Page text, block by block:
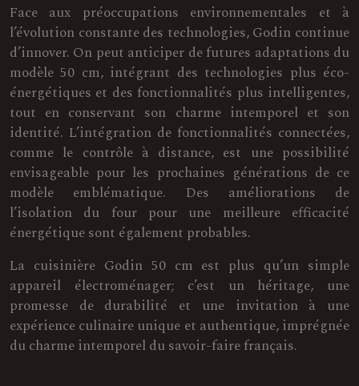
Face aux préoccupations environnementales et à
l’évolution constante des technologies, Godin continue
d’innover. On peut anticiper de futures adaptations du
modèle 50 cm, intégrant des technologies plus éco-
énergétiques et des fonctionnalités plus intelligentes,
tout en conservant son charme intemporel et son
identité. L’intégration de fonctionnalités connectées,
comme le contrôle à distance, est une possibilité
envisageable pour les prochaines générations de ce
modèle emblématique. Des améliorations de
l’isolation du four pour une meilleure efficacité
énergétique sont également probables.
La cuisinière Godin 50 cm est plus qu’un simple
appareil électroménager; c’est un héritage, une
promesse de durabilité et une invitation à une
expérience culinaire unique et authentique, imprégnée
du charme intemporel du savoir-faire français.